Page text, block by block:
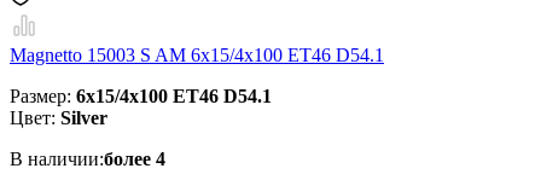
Magnetto 15003 S AM 6x15/4x100 ET46 D54.1
Размер: 6x15/4x100 ET46 D54.1
Цвет: Silver
В наличии:более 4